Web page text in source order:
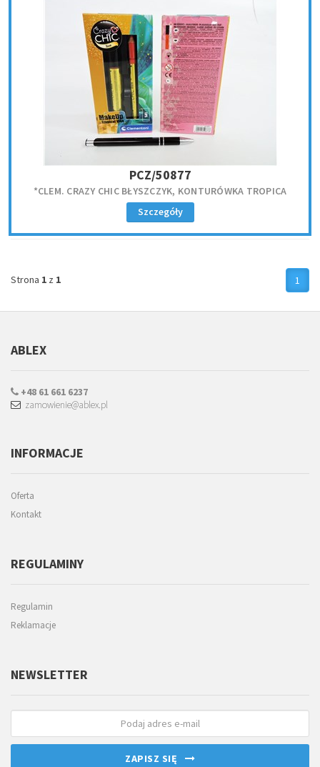
PCZ/50877
*CLEM. CRAZY CHIC BŁYSZCZYK, KONTURÓWKA TROPICA
Szczegóły
Strona 1 z 1 1
ABLEX
+48 61 661 6237
zamowienie@ablex.pl
INFORMACJE
Oferta
Kontakt
REGULAMINY
Regulamin
Reklamacje
NEWSLETTER
ZAPISZ SIĘ